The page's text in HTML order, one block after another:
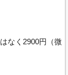
なく2900円（微